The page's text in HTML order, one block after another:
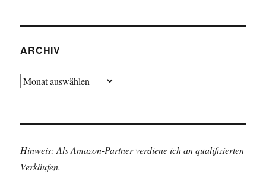
ARCHIV
Archiv
Hinweis: Als Amazon-Partner verdiene ich an qualifizierten
Verkäufen.